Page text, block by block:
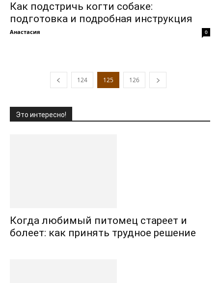
Как подстричь когти собаке:
подготовка и подробная инструкция
Анастасия 0
124 125 126
Это интересно!
Когда любимый питомец стареет и
болеет: как принять трудное решение